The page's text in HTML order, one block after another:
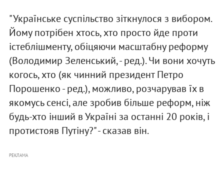
"Українське суспільство зіткнулося з вибором.
Йому потрібен хтось, хто просто йде проти
істеблішменту, обіцяючи масштабну реформу
(Володимир Зеленський, - ред.). Чи вони хочуть
когось, хто (як чинний президент Петро
Порошенко - ред.), можливо, розчарував їх в
якомусь сенсі, але зробив більше реформ, ніж
будь-хто інший в Україні за останні 20 років, і
протистояв Путіну?" - сказав він.
РЕКЛАМА